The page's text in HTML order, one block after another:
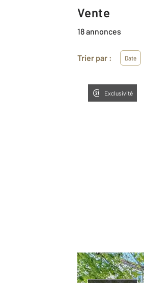
Vente
18 annonces
Trier par : Date
Exclusivité